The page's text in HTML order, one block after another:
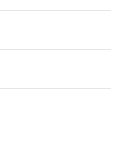
schlichten